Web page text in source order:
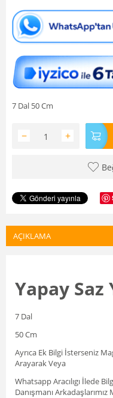
7 Dal 50 Cm
+
−
AÇIKLAMA
Yapay Saz
7 Dal
50 Cm
Ayrıca Ek Bilgi İsterseniz
Arayarak Veya
Whatsapp Aracılıgı İlede
Danışmanı